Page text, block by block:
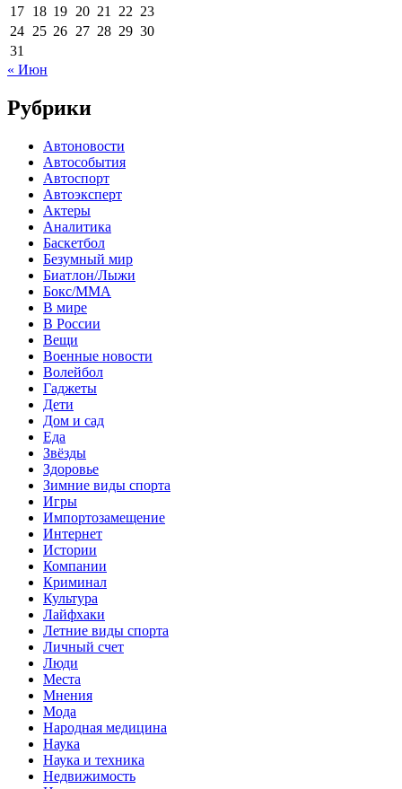
17 18 19 20 21 22 23
24 25 26 27 28 29 30
31
« Июн
Рубрики
Автоновости
Автособытия
Автоспорт
Автоэксперт
Актеры
Аналитика
Баскетбол
Безумный мир
Биатлон/Лыжи
Бокс/MMA
В мире
В России
Вещи
Военные новости
Волейбол
Гаджеты
Дети
Дом и сад
Еда
Звёзды
Здоровье
Зимние виды спорта
Игры
Импортозамещение
Интернет
Истории
Компании
Криминал
Культура
Лайфхаки
Летние виды спорта
Личный счет
Люди
Места
Мнения
Мода
Народная медицина
Наука
Наука и техника
Недвижимость